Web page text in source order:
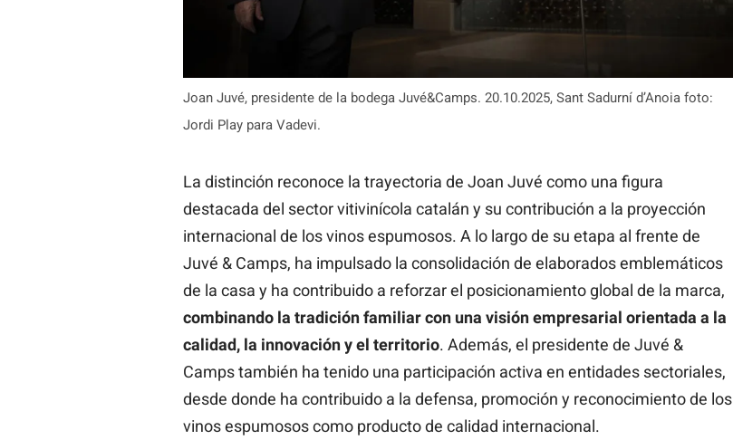
Joan Juvé, presidente de la bodega Juvé&Camps. 20.10.2025, Sant Sadurní d’Anoia foto:
Jordi Play para Vadevi.
La distinción reconoce la trayectoria de Joan Juvé como una figura
destacada del sector vitivinícola catalán y su contribución a la proyección
internacional de los vinos espumosos. A lo largo de su etapa al frente de
Juvé & Camps, ha impulsado la consolidación de elaborados emblemáticos
de la casa y ha contribuido a reforzar el posicionamiento global de la marca,
combinando la tradición familiar con una visión empresarial orientada a la
calidad, la innovación y el territorio. Además, el presidente de Juvé &
Camps también ha tenido una participación activa en entidades sectoriales,
desde donde ha contribuido a la defensa, promoción y reconocimiento de los
vinos espumosos como producto de calidad internacional.